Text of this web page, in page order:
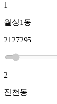
1
월성1동
2127295
2
진천동